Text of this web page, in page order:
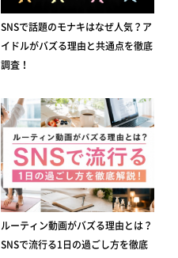
SNSで話題のモナキはなぜ人気？ア
イドルがバズる理由と共通点を徹底
調査！
ルーティン動画がバズる理由とは？
SNSで流行る1日の過ごし方を徹底